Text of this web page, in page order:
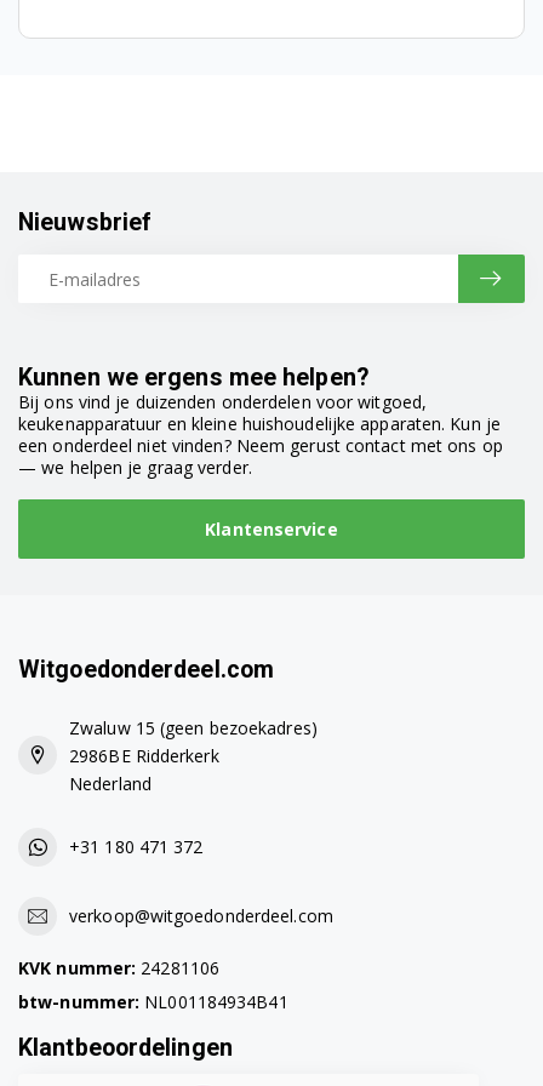
Bosch WAB24166SN/10
Bosch WAB28221/17
Bosch WAB28222/21
Bosch WAB28222/22
Bosch WAB28222/31
Bosch WAB28270/24
Bosch WAB28270/31
Bosch WAB282ECO/17
Bosch WAB16060IL/28
Bosch WAB16060IN/23
Kunnen we ergens mee helpen?
Bij ons vind je duizenden onderdelen voor witgoed,
keukenapparatuur en kleine huishoudelijke apparaten. Kun je
een onderdeel niet vinden? Neem gerust contact met ons op
— we helpen je graag verder.
Klantenservice
Nieuwsbrief
Witgoedonderdeel.com
Zwaluw 15 (geen bezoekadres)
2986BE Ridderkerk
Nederland
+31 180 471 372
verkoop@witgoedonderdeel.com
KVK nummer: 24281106
btw-nummer: NL001184934B41
Klantbeoordelingen